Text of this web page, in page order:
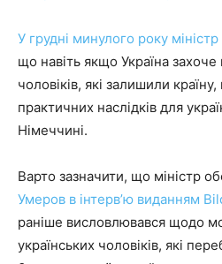
У грудні минулого року
що навіть якщо Україна
чоловіків, які залишили
практичних наслідків для
Німеччині.
Варто зазначити, що міністр
Умеров в інтерв’ю виданням
раніше висловлювався щодо
українських чоловіків, які